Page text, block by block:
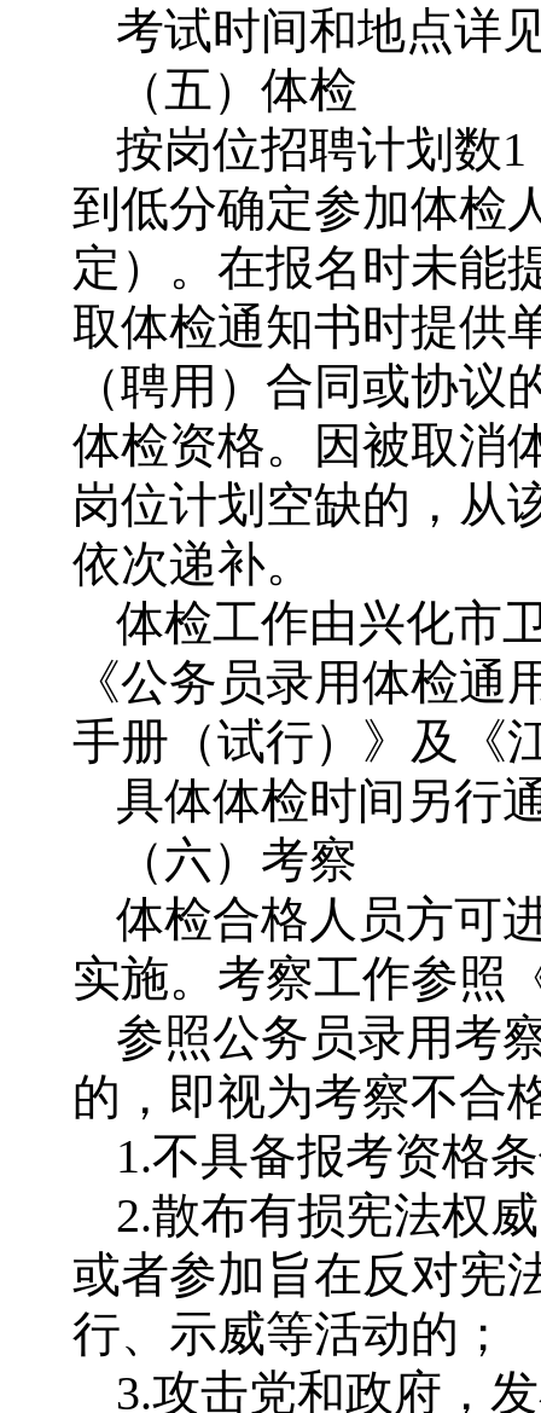
考试时间和地点详
（五）体检
按岗位招聘计划数
到低分确定参加体检
定）。在报名时未能
取体检通知书时提供
（聘用）合同或协
体检资格。因被取消
岗位计划空缺的，从
依次递补。
体检工作由兴化市
《公务员录用体检
手册（试行）》及《
具体体检时间另行
（六）考察
体检合格人员方可
实施。考察工作参照
参照公务员录用考
的，即视为考察不合
1.不具备报考资格
2.散布有损宪法权
或者参加旨在反对宪
行、示威等活动的；
3.攻击党和政府，